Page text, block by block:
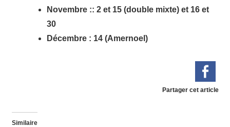
Novembre :: 2 et 15 (double mixte) et 16 et
30
Décembre : 14 (Amernoel)
Partager cet article
Similaire